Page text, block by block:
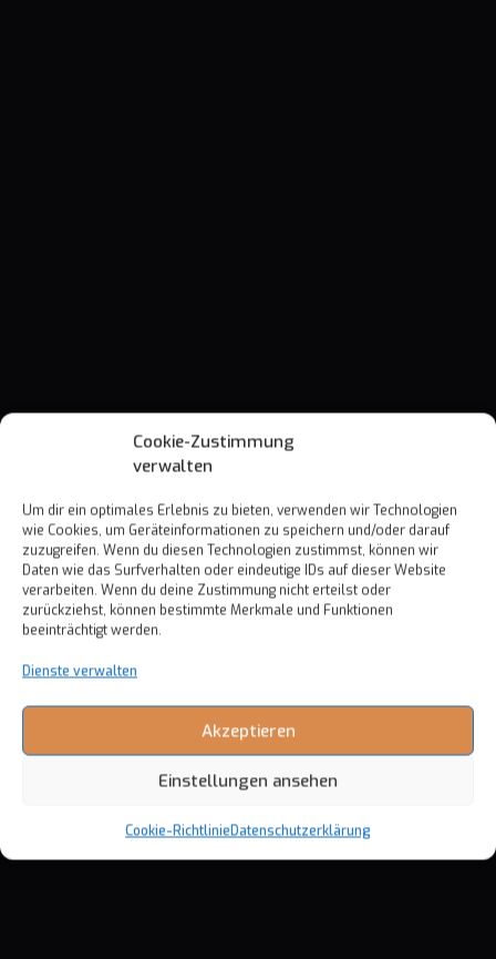
Cookie-Zustimmung
verwalten
Um dir ein optimales Erlebnis zu bieten, verwenden wir Technologien
wie Cookies, um Geräteinformationen zu speichern und/oder darauf
zuzugreifen. Wenn du diesen Technologien zustimmst, können wir
Daten wie das Surfverhalten oder eindeutige IDs auf dieser Website
verarbeiten. Wenn du deine Zustimmung nicht erteilst oder
zurückziehst, können bestimmte Merkmale und Funktionen
beeinträchtigt werden.
Dienste verwalten
Akzeptieren
Einstellungen ansehen
Cookie-RichtlinieDatenschutzerklärung